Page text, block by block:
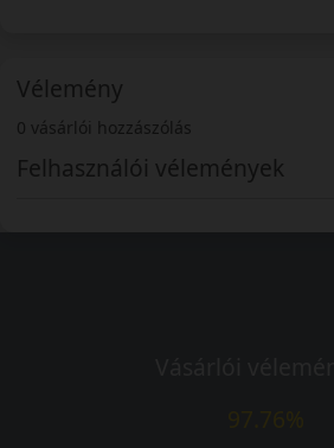
Vélemény
0 vásárlói hozzászólás
Felhasználói vélemények